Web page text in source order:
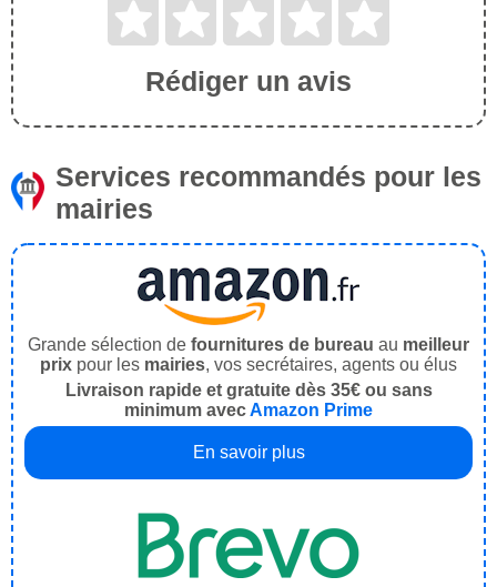
Rédiger un avis
Services recommandés pour les
mairies
Grande sélection de fournitures de bureau au meilleur
prix pour les mairies, vos secrétaires, agents ou élus
Livraison rapide et gratuite dès 35€ ou sans
minimum avecAmazon Prime
En savoir plus